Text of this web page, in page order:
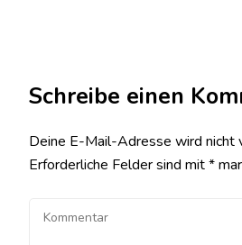
Schreibe einen
Deine E-Mail-Adresse wird nicht
Erforderliche Felder sind mit*